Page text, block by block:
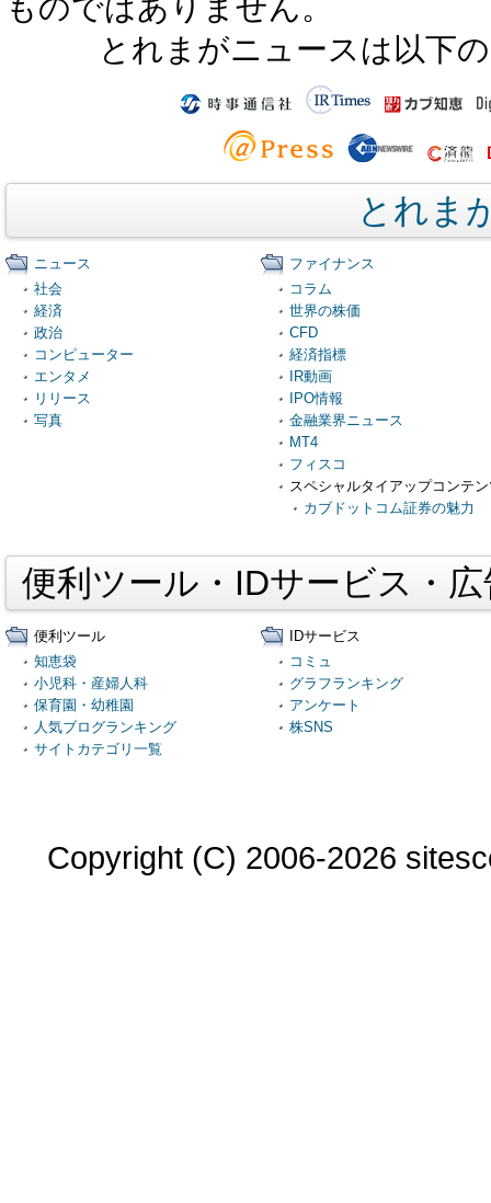
とれまがニュースは以下
とれま
ニュース
社会
経済
政治
コンピューター
エンタメ
リリース
写真
ファイナンス
コラム
世界の株価
CFD
経済指標
IR動画
IPO情報
金融業界ニュース
MT4
フィスコ
スペシャルタイアップコンテ
カブドットコム証券の魅力
便利ツール・IDサービス・
便利ツール
知恵袋
小児科・産婦人科
保育園・幼稚園
人気ブログランキング
サイトカテゴリ一覧
IDサービス
コミュ
グラフランキング
アンケート
株SNS
Copyright (C) 2006-2026